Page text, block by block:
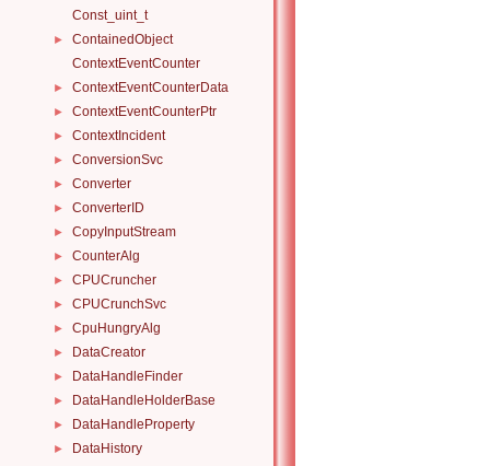
Const_uint_t
►
ContainedObject
ContextEventCounter
► ContextEventCounterData
► ContextEventCounterPtr
► ContextIncident
► ConversionSvc
► Converter
► ConverterID
► CopyInputStream
► CounterAlg
► CPUCruncher
► CPUCrunchSvc
► CpuHungryAlg
► DataCreator
► DataHandleFinder
► DataHandleHolderBase
► DataHandleProperty
►
DataHistory